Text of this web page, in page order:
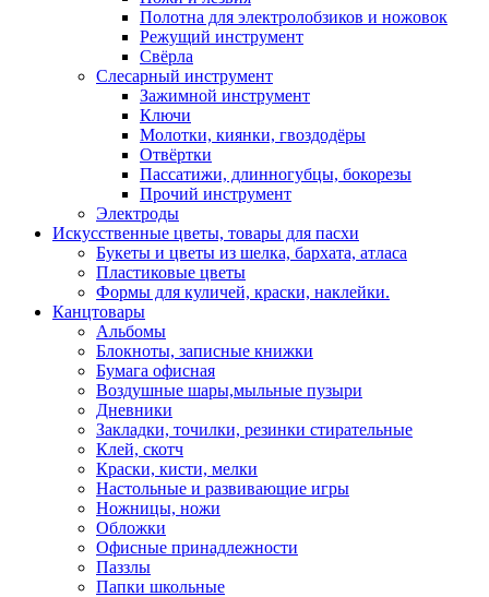
Полотна для электролобзиков и ножовок
Режущий инструмент
Свёрла
Слесарный инструмент
Зажимной инструмент
Ключи
Молотки, киянки, гвоздодёры
Отвёртки
Пассатижи, длинногубцы, бокорезы
Прочий инструмент
Электроды
Искусственные цветы, товары для пасхи
Букеты и цветы из шелка, бархата, атласа
Пластиковые цветы
Формы для куличей, краски, наклейки.
Канцтовары
Альбомы
Блокноты, записные книжки
Бумага офисная
Воздушные шары,мыльные пузыри
Дневники
Закладки, точилки, резинки стирательные
Клей, скотч
Краски, кисти, мелки
Настольные и развивающие игры
Ножницы, ножи
Обложки
Офисные принадлежности
Паззлы
Папки школьные